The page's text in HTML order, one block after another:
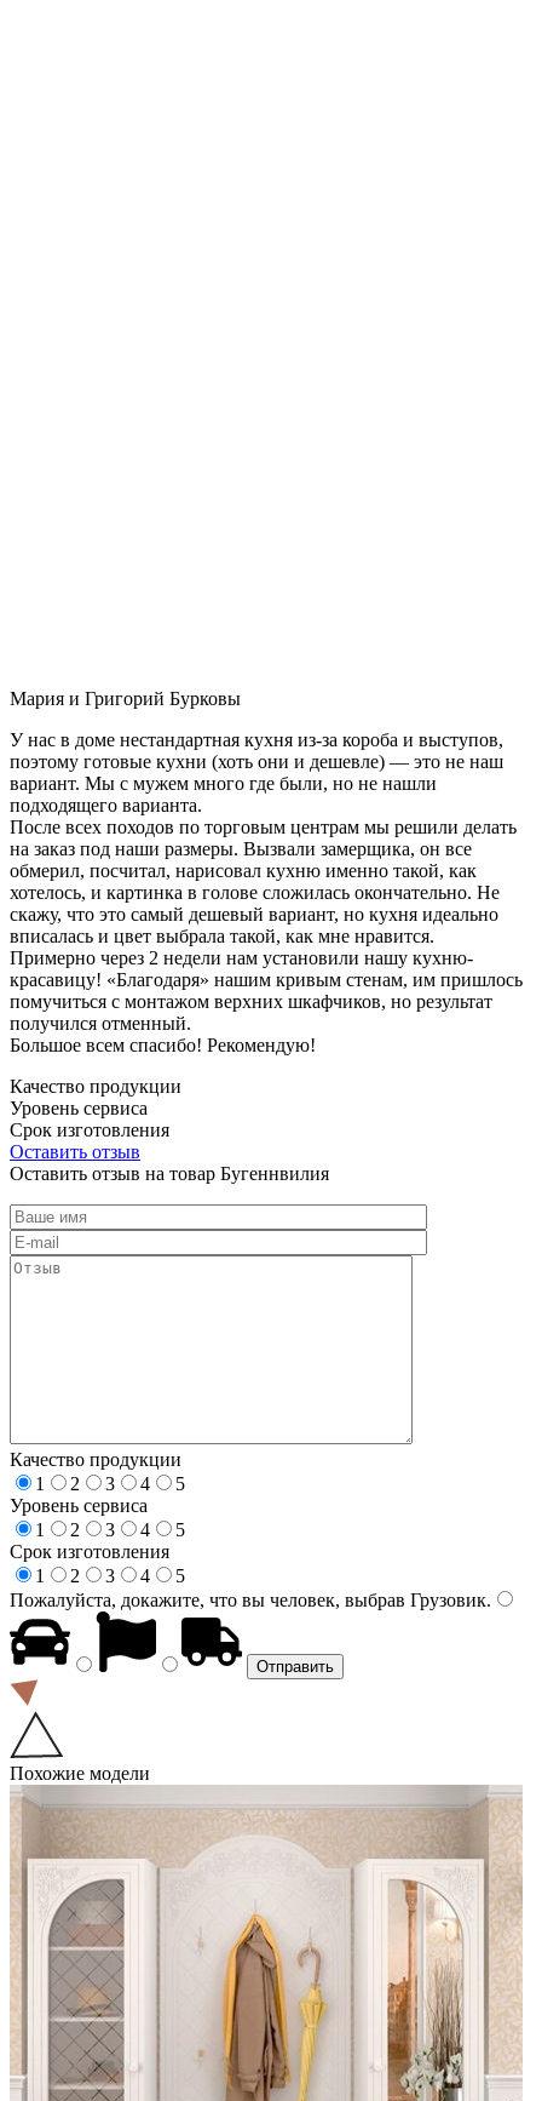
Мария и Григорий Бурковы
У нас в доме нестандартная кухня из-за короба и выступов,
поэтому готовые кухни (хоть они и дешевле) — это не наш
вариант. Мы с мужем много где были, но не нашли
подходящего варианта.
После всех походов по торговым центрам мы решили делать
на заказ под наши размеры. Вызвали замерщика, он все
обмерил, посчитал, нарисовал кухню именно такой, как
хотелось, и картинка в голове сложилась окончательно. Не
скажу, что это самый дешевый вариант, но кухня идеально
вписалась и цвет выбрала такой, как мне нравится.
Примерно через 2 недели нам установили нашу кухню-
красавицу! «Благодаря» нашим кривым стенам, им пришлось
помучиться с монтажом верхних шкафчиков, но результат
получился отменный.
Большое всем спасибо! Рекомендую!
Качество продукции
Уровень сервиса
Срок изготовления
Оставить отзыв
Оставить отзыв на товар Бугеннвилия
Качество продукции
1
2 3 4
5
Уровень сервиса
1
2 3 4
5
Срок изготовления
1
2 3 4
5
Пожалуйста, докажите, что вы человек, выбрав Грузовик.
Похожие модели